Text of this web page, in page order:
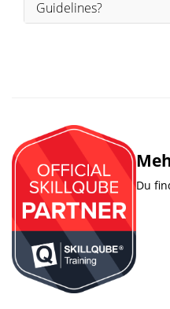
Guidelines?
Du